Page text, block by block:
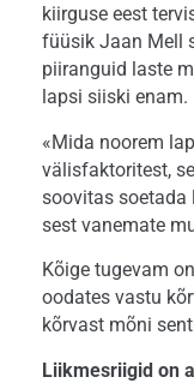
kiirguse eest
füüsik Jaan Mell
piiranguid laste
lapsi siiski enam.
«Mida noorem
välisfaktoritest,
soovitas soetada
sest vanemate
Kõige tugevam
oodates vastu
kõrvast mõni
Liikmesriigid on